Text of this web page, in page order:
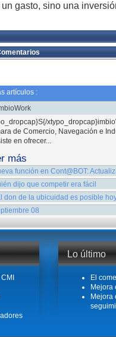
gasto, sino una
artículos :
de Comercio, Navegación e
en ofrecer...
más
función en Cont@BOT:
función en Cont@BOT:
por varios de nuestros
a Microsoft Outlook.
más
dijo que competir era fácil
no ganamos mercado. Otras
¿Qué hace la competencia
clave de
más
don de la ubicuidad es posible
mundo en el que cada día
que...
más
08
¿A
empresas cuando
más Lo último
El
Mejora
Mejora